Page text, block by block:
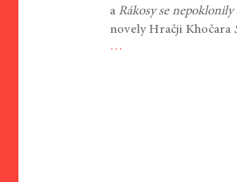
aRákosy se nepoklonily
novely Hračji Khočara
…